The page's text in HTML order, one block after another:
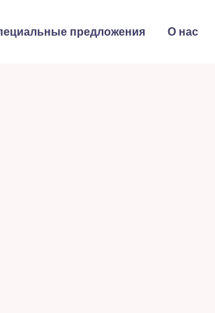
предложения О нас